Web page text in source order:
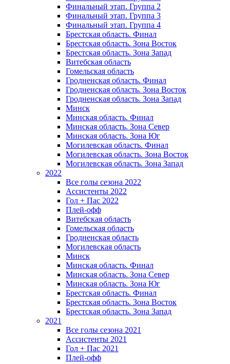
Финальный этап. Группа 2
Финальный этап. Группа 3
Финальный этап. Группа 4
Брестская область. Финал
Брестская область. Зона Восток
Брестская область. Зона Запад
Витебская область
Гомельская область
Гродненская область. Финал
Гродненская область. Зона Восток
Гродненская область. Зона Запад
Минск
Минская область. Финал
Минская область. Зона Север
Минская область. Зона Юг
Могилевская область. Финал
Могилевская область. Зона Восток
Могилевская область. Зона Запад
2022
Все голы сезона 2022
Ассистенты 2022
Гол + Пас 2022
Плей-офф
Витебская область
Гомельская область
Гродненская область
Могилевская область
Минск
Mинская область. Финал
Минская область. Зона Север
Минская область. Зона Юг
Брестская область. Финал
Брестская область. Зона Восток
Брестская область. Зона Запад
2021
Все голы сезона 2021
Ассистенты 2021
Гол + Пас 2021
Плей-офф